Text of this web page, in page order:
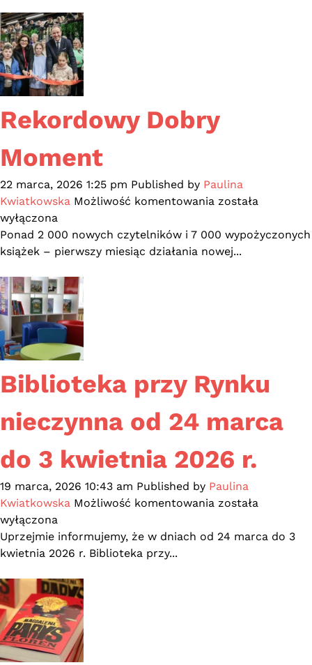
Rekordowy Dobry
Moment
22 marca, 2026 1:25 pm Published by Paulina
Kwiatkowska Możliwość komentowania Rekordowy
Moment
została
wyłączona
Ponad 2 000 nowych czytelników i 7 000 wypożyczonych
książek – pierwszy miesiąc działania nowej...
Biblioteka przy Rynku
nieczynna od 24 marca
do 3 kwietnia 2026 r.
19 marca, 2026 10:43 am Published by Paulina
Kwiatkowska Możliwość komentowania Biblioteka
Rynku
została
wyłączona
Uprzejmie informujemy, że w dniach od 24 marca do 3
kwietnia 2026 r. Biblioteka przy...